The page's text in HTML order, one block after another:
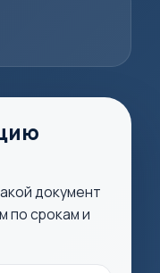
документ
по срокам и